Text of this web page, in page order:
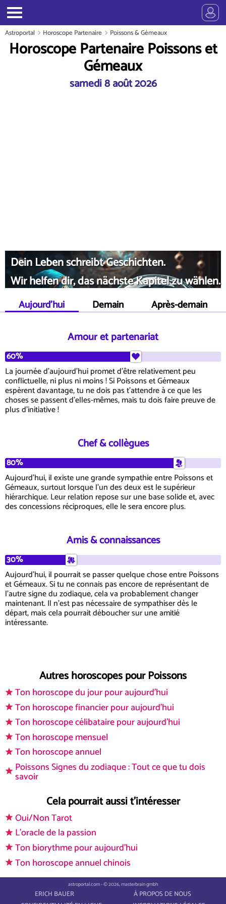
Astroportal Horoscope Partenaire Poissons & Gémeaux
Horoscope Partenaire Poissons et
Gémeaux
samedi 8 août 2026
Dein Leben schreibt Geschichten.
Wir helfen dir, das nächste Kapitel zu wählen.
Aujourd'hui Demain Après-demain
Amour et partenariat
60%
La journée d'aujourd'hui promet d'être relativement peu
conflictuelle, ni plus ni moins ! Si Poissons et Gémeaux
espèrent davantage, tu ne dois pas t'attendre à ce que les
choses se passent d'elles-mêmes, mais tu dois faire preuve de
plus d'initiative !
Chef & collègues
80%
Aujourd'hui, il existe une grande sympathie entre Poissons et
Gémeaux, surtout lorsque l'un des deux est le supérieur
hiérarchique. Leur relation repose sur une base solide et, avec
des concessions réciproques, elle le sera encore plus.
Amis & connaissances
30%
Aujourd'hui, il pourrait se passer quelque chose entre Poissons
et Gémeaux. Si tu ne connais pas encore de représentant de
l'autre signe du zodiaque, cela va probablement changer
maintenant. Il n'est pas nécessaire de sympathiser dès le
départ, mais cela pourrait déboucher sur une amitié
intéressante.
Autres horoscopes pour Poissons
Ton horoscope du jour pour aujourd'hui
Ton horoscope financier pour aujourd'hui
Ton horoscope célibataire pour aujourd'hui
Ton horoscope mensuel
Ton horoscope annuel
Poissons Signes du zodiaque : Tout ce que tu dois
savoir
Cela pourrait aussi t'intéresser
Oui/Non Tarot
L'oracle de la passion
Ton biorythme pour aujourd'hui
Ton horoscope annuel chinois
astroportal.com - © 2026, masterbrain gmbh
ERICH BAUER
À PROPOS DE NOUS